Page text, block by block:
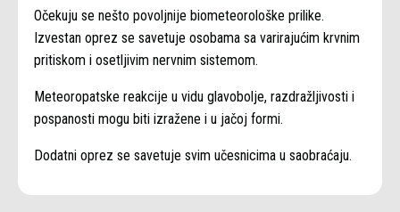
Očekuju se nešto povoljnije biometeorološke prilike.
Izvestan oprez se savetuje osobama sa varirajućim krvnim
pritiskom i osetljivim nervnim sistemom.
Meteoropatske reakcije u vidu glavobolje, razdražljivosti i
pospanosti mogu biti izražene i u jačoj formi.
Dodatni oprez se savetuje svim učesnicima u saobraćaju.